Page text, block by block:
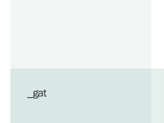
_gat